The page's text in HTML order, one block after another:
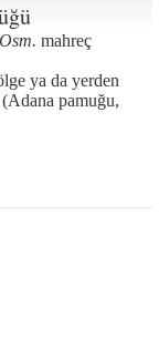
Osm. mahreç
ya da yerden
pamuğu,